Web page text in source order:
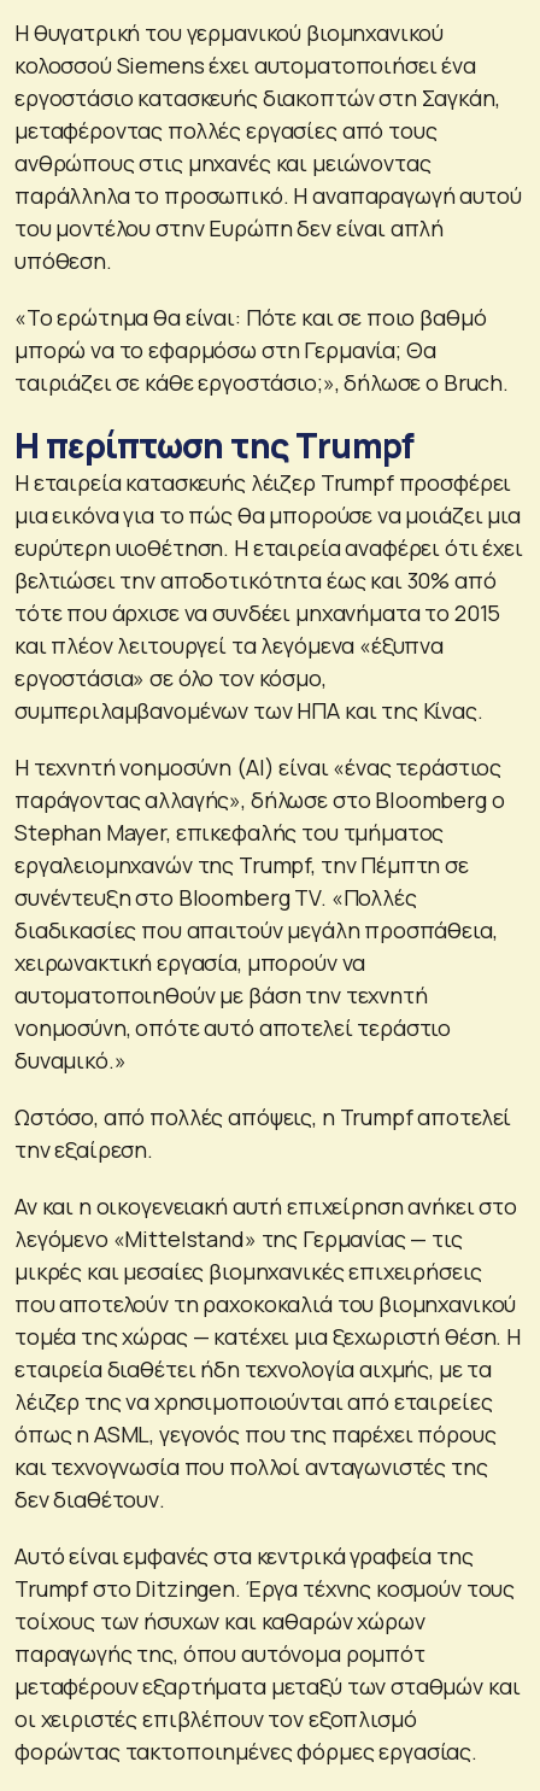
Η θυγατρική του γερμανικού βιομηχανικού
κολοσσού Siemens έχει αυτοματοποιήσει ένα
εργοστάσιο κατασκευής διακοπτών στη Σαγκάη,
μεταφέροντας πολλές εργασίες από τους
ανθρώπους στις μηχανές και μειώνοντας
παράλληλα το προσωπικό. Η αναπαραγωγή αυτού
του μοντέλου στην Ευρώπη δεν είναι απλή
υπόθεση.
«Το ερώτημα θα είναι: Πότε και σε ποιο βαθμό
μπορώ να το εφαρμόσω στη Γερμανία; Θα
ταιριάζει σε κάθε εργοστάσιο;», δήλωσε ο Bruch.
Η περίπτωση της Trumpf
Η εταιρεία κατασκευής λέιζερ Trumpf προσφέρει
μια εικόνα για το πώς θα μπορούσε να μοιάζει μια
ευρύτερη υιοθέτηση. Η εταιρεία αναφέρει ότι έχει
βελτιώσει την αποδοτικότητα έως και 30% από
τότε που άρχισε να συνδέει μηχανήματα το 2015
και πλέον λειτουργεί τα λεγόμενα «έξυπνα
εργοστάσια» σε όλο τον κόσμο,
συμπεριλαμβανομένων των ΗΠΑ και της Κίνας.
Η τεχνητή νοημοσύνη (AI) είναι «ένας τεράστιος
παράγοντας αλλαγής», δήλωσε στο Bloomberg ο
Stephan Mayer, επικεφαλής του τμήματος
εργαλειομηχανών της Trumpf, την Πέμπτη σε
συνέντευξη στο Bloomberg TV. «Πολλές
διαδικασίες που απαιτούν μεγάλη προσπάθεια,
χειρωνακτική εργασία, μπορούν να
αυτοματοποιηθούν με βάση την τεχνητή
νοημοσύνη, οπότε αυτό αποτελεί τεράστιο
δυναμικό.»
Ωστόσο, από πολλές απόψεις, η Trumpf αποτελεί
την εξαίρεση.
Αν και η οικογενειακή αυτή επιχείρηση ανήκει στο
λεγόμενο «Mittelstand» της Γερμανίας — τις
μικρές και μεσαίες βιομηχανικές επιχειρήσεις
που αποτελούν τη ραχοκοκαλιά του βιομηχανικού
τομέα της χώρας — κατέχει μια ξεχωριστή θέση. Η
εταιρεία διαθέτει ήδη τεχνολογία αιχμής, με τα
λέιζερ της να χρησιμοποιούνται από εταιρείες
όπως η ASML, γεγονός που της παρέχει πόρους
και τεχνογνωσία που πολλοί ανταγωνιστές της
δεν διαθέτουν.
Αυτό είναι εμφανές στα κεντρικά γραφεία της
Trumpf στο Ditzingen. Έργα τέχνης κοσμούν τους
τοίχους των ήσυχων και καθαρών χώρων
παραγωγής της, όπου αυτόνομα ρομπότ
μεταφέρουν εξαρτήματα μεταξύ των σταθμών και
οι χειριστές επιβλέπουν τον εξοπλισμό
φορώντας τακτοποιημένες φόρμες εργασίας.